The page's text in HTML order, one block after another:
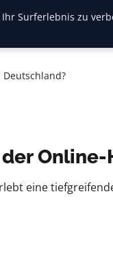
Online-
eine
Surferlebnis zu